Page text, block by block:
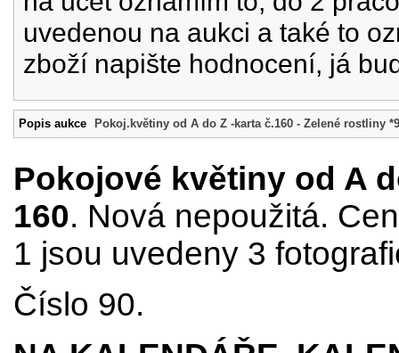
uvedenou na aukci a také to
zboží napište hodnocení, já
Popis aukce Pokoj.květiny od A do Z -karta č.160 - Zelené rostliny
Pokojové květiny od A
160. Nová nepoužitá.
1 jsou uvedeny 3
Číslo 90.